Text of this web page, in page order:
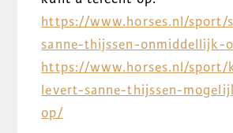
https://www.horses.nl/sport/
sanne-thijssen-onmiddellijk-
https://www.horses.nl/sport/
levert-sanne-thijssen-
op/